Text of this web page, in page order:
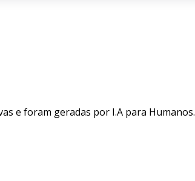
e foram geradas por I.A para Humanos.